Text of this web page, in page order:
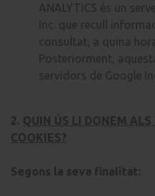
ANALYTICS és un
Inc. que recull
consultat, a quina
Posteriorment,
servidors de Google
2. QUIN ÚS LI DONEM ALS
COOKIES?
Segons la seva finalitat: